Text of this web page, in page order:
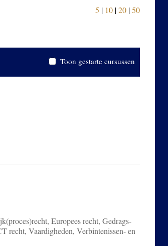
5 | 10|20|50
Toon gestarte cursussen
Europees recht, Gedrags-
recht, Vaardigheden, Verbintenissen- en